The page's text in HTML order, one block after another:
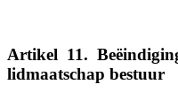
Artikel 11.
lidmaatschap bestuur